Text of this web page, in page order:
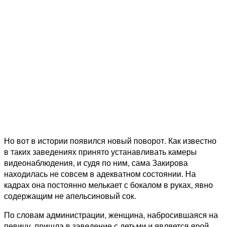
Но вот в истории появился новый поворот. Как известно
в таких заведениях принято устанавливать камеры
видеонаблюдения, и судя по ним, сама Закирова
находилась не совсем в адекватном состоянии. На
кадрах она постоянно мелькает с бокалом в руках, явно
содержащим не апельсиновый сок.
По словам администрации, женщина, набросившаяся на